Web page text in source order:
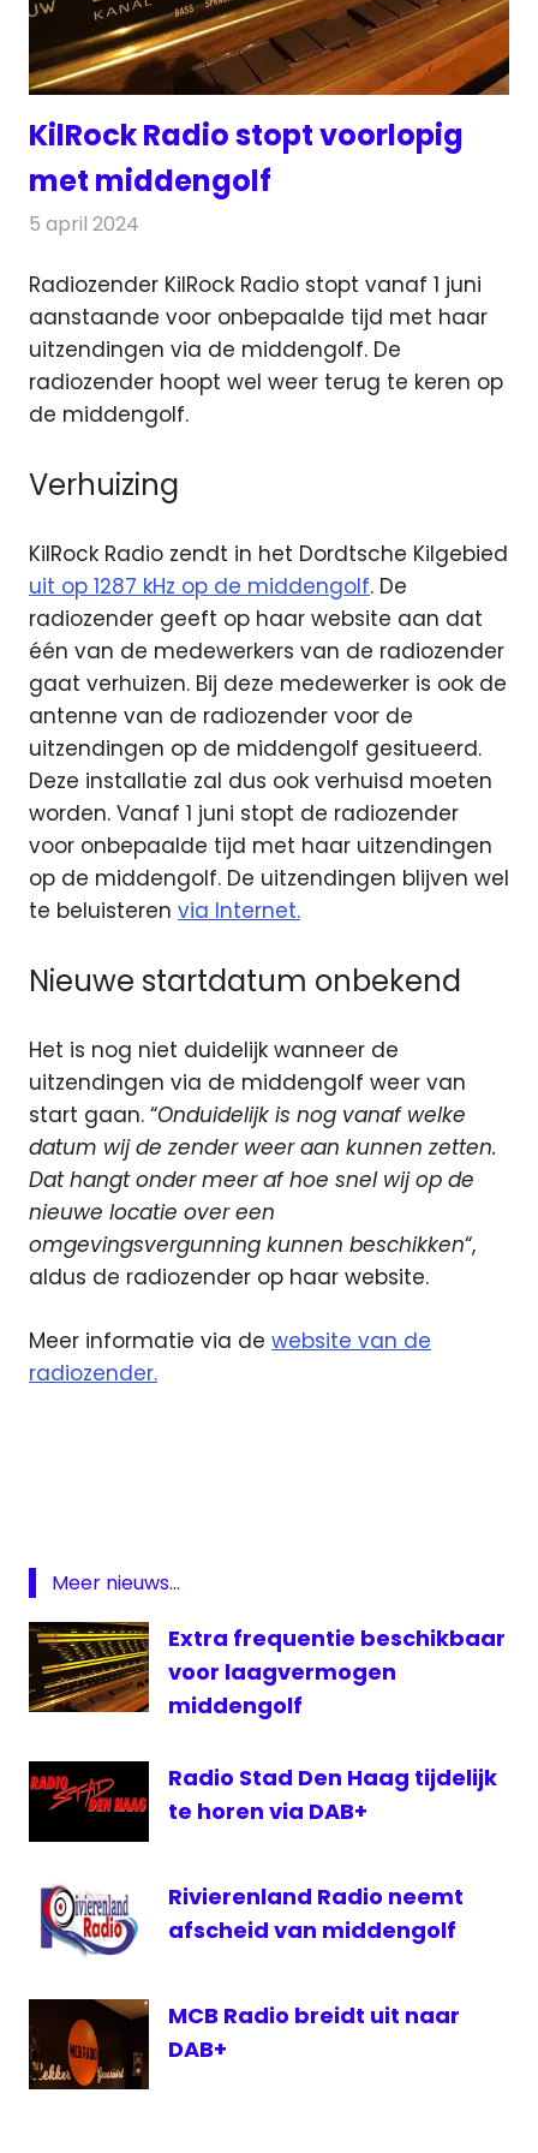
KilRock Radio stopt voorlopig
met middengolf
5 april 2024
Radiozender KilRock Radio stopt vanaf 1 juni
aanstaande voor onbepaalde tijd met haar
uitzendingen via de middengolf. De
radiozender hoopt wel weer terug te keren op
de middengolf.
Verhuizing
KilRock Radio zendt in het Dordtsche Kilgebied
uit op 1287 kHz op de middengolf. De
radiozender geeft op haar website aan dat
één van de medewerkers van de radiozender
gaat verhuizen. Bij deze medewerker is ook de
antenne van de radiozender voor de
uitzendingen op de middengolf gesitueerd.
Deze installatie zal dus ook verhuisd moeten
worden. Vanaf 1 juni stopt de radiozender
voor onbepaalde tijd met haar uitzendingen
op de middengolf. De uitzendingen blijven wel
te beluisteren via Internet.
Nieuwe startdatum onbekend
Het is nog niet duidelijk wanneer de
uitzendingen via de middengolf weer van
start gaan. “Onduidelijk is nog vanaf welke
datum wij de zender weer aan kunnen zetten.
Dat hangt onder meer af hoe snel wij op de
nieuwe locatie over een
omgevingsvergunning kunnen beschikken“,
aldus de radiozender op haar website.
Meer informatie via de website van de
radiozender.
Meer nieuws...
Extra frequentie beschikbaar
voor laagvermogen
middengolf
Radio Stad Den Haag tijdelijk
te horen via DAB+
Rivierenland Radio neemt
afscheid van middengolf
MCB Radio breidt uit naar
DAB+